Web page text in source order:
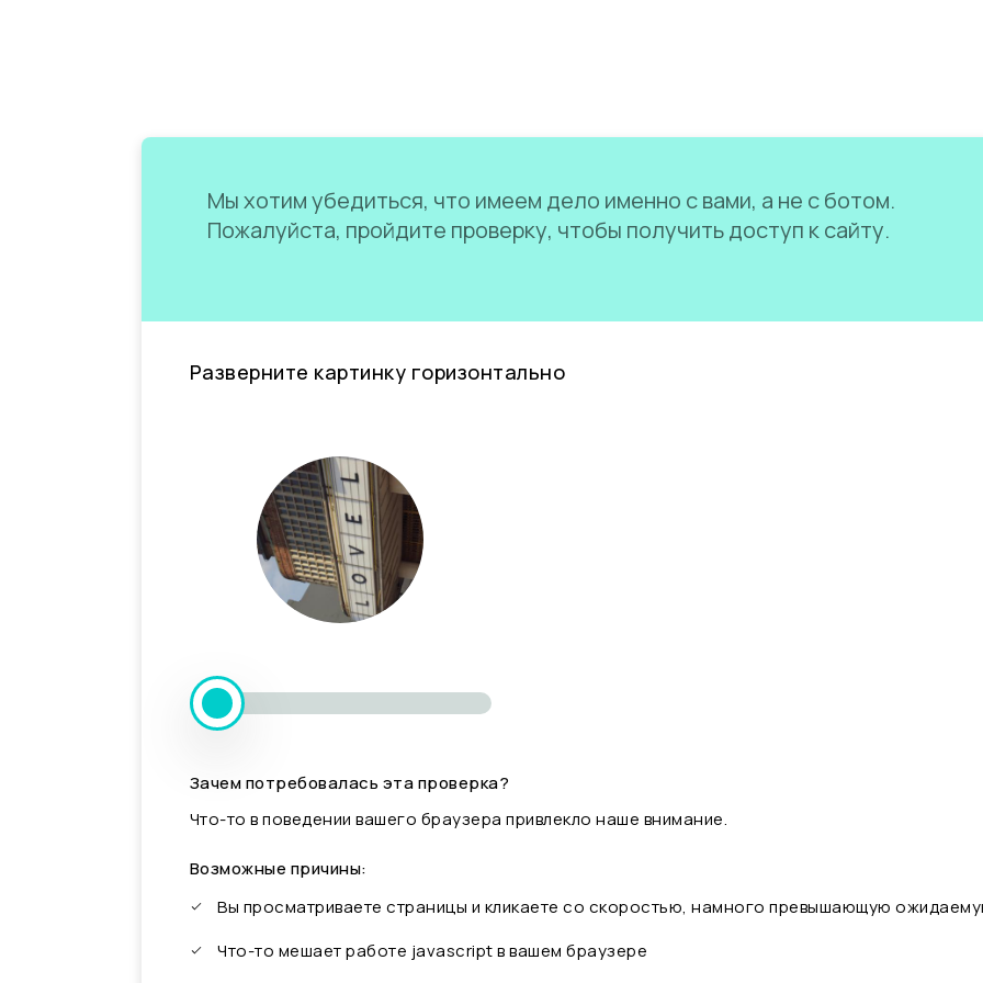
Мы хотим убедиться, что имеем дело именно с вами, а не с ботом.
Пожалуйста, пройдите проверку, чтобы получить доступ к сайту.
Разверните картинку горизонтально
Зачем потребовалась эта проверка?
Что-то в поведении вашего браузера привлекло наше внимание.
Возможные причины:
Вы просматриваете страницы и кликаете со скоростью, намного превышающую
Что-то мешает работе javascript в вашем браузере